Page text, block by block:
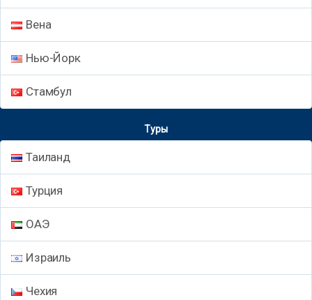
Вена
Нью-Йорк
Стамбул
Туры
Таиланд
Турция
ОАЭ
Израиль
Чехия